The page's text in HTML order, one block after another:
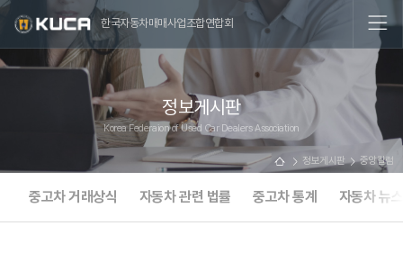
한국자동차매매사업조합연합회
정보게시판
Korea Federaion of Used Car Dealers Association
정보게시판 중앙칼럼
중고차 거래상식 자동차 관련 법률 중고차 통계 자동차 뉴스